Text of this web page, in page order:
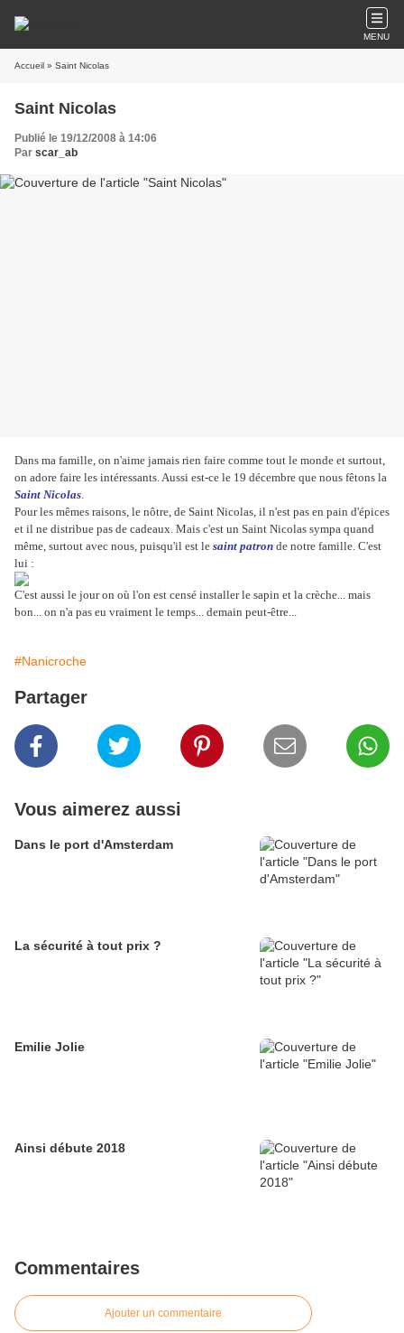
MENU
Accueil » Saint Nicolas
Saint Nicolas
Publié le 19/12/2008 à 14:06
Par scar_ab
Dans ma famille, on n'aime jamais rien faire comme tout le monde et surtout,
on adore faire les intéressants. Aussi est-ce le 19 décembre que nous fêtons la
Saint Nicolas.
Pour les mêmes raisons, le nôtre, de Saint Nicolas, il n'est pas en pain d'épices
et il ne distribue pas de cadeaux. Mais c'est un Saint Nicolas sympa quand
même, surtout avec nous, puisqu'il est le saint patron de notre famille. C'est
lui :
C'est aussi le jour on où l'on est censé installer le sapin et la crèche... mais
bon... on n'a pas eu vraiment le temps... demain peut-être...
#Nanicroche
Partager
Vous aimerez aussi
Dans le port d'Amsterdam
La sécurité à tout prix ?
Emilie Jolie
Ainsi débute 2018
Commentaires
Ajouter un commentaire